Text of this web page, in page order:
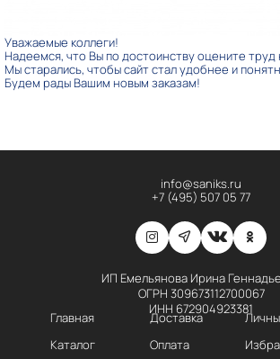
Уважаемые коллеги!
Надеемся, что Вы по достоинству оцените труд
Мы старались, чтобы сайт стал удобнее и
Будем рады Вашим новым заказам!
info@saniks.ru
+7 (495) 507 05 77
ИП Емельянова Ирина
ОГРН 309673112700067
ИНН 672904923381
Главная
Каталог
Доставка
Оплата